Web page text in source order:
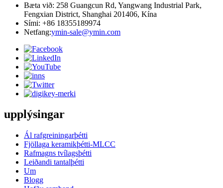
Bæta við: 258 Guangcun Rd, Yangwang Industrial Park,
Fengxian District, Shanghai 201406, Kína
Sími: +86 18355189974
Netfang:ymin-sale@ymin.com
upplýsingar
Ál rafgreiningarþétti
Fjöllaga keramikþétti-MLCC
Rafmagns tvílagsþétti
Leiðandi tantalþétti
Um
Blogg